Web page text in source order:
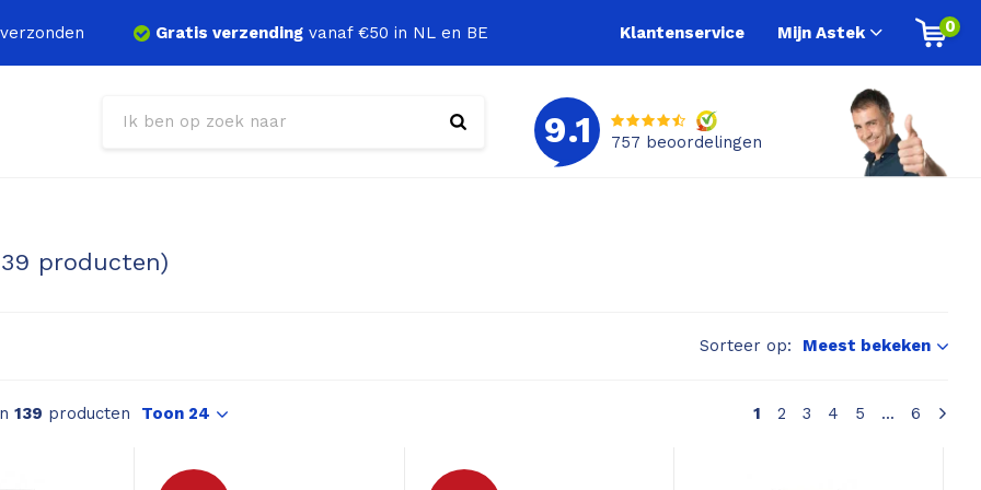
verzonden Gratis verzending vanaf €50 in NL en BE Klantenservice Mijn Astek 0
9.1 757 beoordelingen
producten)
Sorteer op: Meest bekeken
139 producten Toon 24 1 2 3 4 5 ... 6